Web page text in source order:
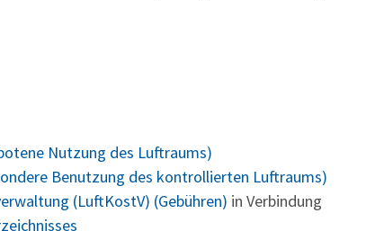
Nutzung des Luftraums)
Benutzung des kontrollierten Luftraums)
(LuftKostV) (Gebühren) in Verbindung